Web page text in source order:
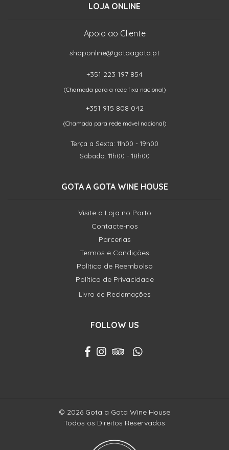
LOJA ONLINE
Apoio ao Cliente
shoponline@gotaagota.pt
+351 223 197 854
(Chamada para a rede fixa nacional)
+351 915 808 042
(Chamada para rede móvel nacional)
Terça a Sexta: 11h00 - 19h00
Sábado: 11h00 - 18h00
GOTA A GOTA WINE HOUSE
Visite a Loja no Porto
Contacte-nos
Parcerias
Termos e Condições
Política de Reembolso
Política de Privacidade
Livro de Reclamações
FOLLOW US
© 2026 Gota a Gota Wine House
Todos os Direitos Reservados